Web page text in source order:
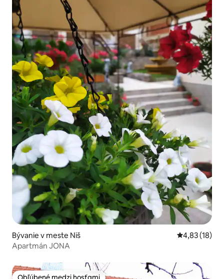
Bývanie v meste Niš Priemerné
4,83 (18)
Apartmán JONA